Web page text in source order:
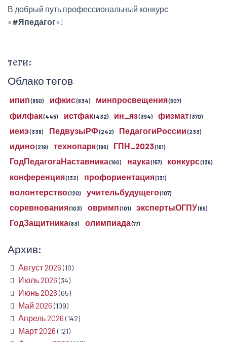
В добрый путь профессиональный конкурс
«#Япедагог»!
теги:
Облако тегов
ипип(850) ифкис(834) минпросвещения(607)
филфак(445) истфак(432) ин_яз(394) физмат(370)
иеиэ(338) ПедвузыРФ(242) ПедагогиРоссии(233)
идино(219) технопарк(186) ГПН_2023(161)
ГодПедагогаНаставника(160) наука(157) конкурс(139)
конференция(132) профориентация(131)
волонтерство(120) учительбудущего(107)
соревнования(103) овримп(101) экспертыОГПУ(89)
ГодЗащитника(83) олимпиада(77)
Архив:
Август 2026 (10)
Июль 2026 (34)
Июнь 2026 (65)
Май 2026 (109)
Апрель 2026 (142)
Март 2026 (121)